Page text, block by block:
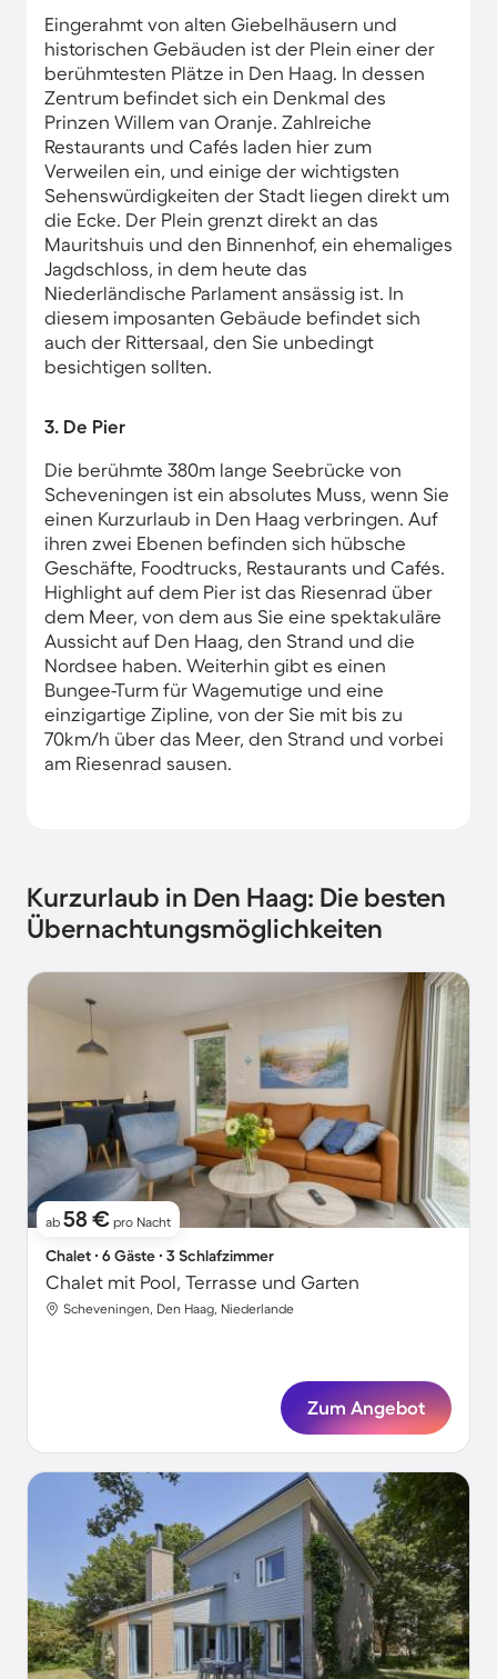
Eingerahmt von alten Giebelhäusern und
historischen Gebäuden ist der Plein einer der
berühmtesten Plätze in Den Haag. In dessen
Zentrum befindet sich ein Denkmal des
Prinzen Willem van Oranje. Zahlreiche
Restaurants und Cafés laden hier zum
Verweilen ein, und einige der wichtigsten
Sehenswürdigkeiten der Stadt liegen direkt um
die Ecke. Der Plein grenzt direkt an das
Mauritshuis und den Binnenhof, ein ehemaliges
Jagdschloss, in dem heute das
Niederländische Parlament ansässig ist. In
diesem imposanten Gebäude befindet sich
auch der Rittersaal, den Sie unbedingt
besichtigen sollten.
3. De Pier
Die berühmte 380m lange Seebrücke von
Scheveningen ist ein absolutes Muss, wenn Sie
einen Kurzurlaub in Den Haag verbringen. Auf
ihren zwei Ebenen befinden sich hübsche
Geschäfte, Foodtrucks, Restaurants und Cafés.
Highlight auf dem Pier ist das Riesenrad über
dem Meer, von dem aus Sie eine spektakuläre
Aussicht auf Den Haag, den Strand und die
Nordsee haben. Weiterhin gibt es einen
Bungee-Turm für Wagemutige und eine
einzigartige Zipline, von der Sie mit bis zu
70km/h über das Meer, den Strand und vorbei
am Riesenrad sausen.
Kurzurlaub in Den Haag: Die besten
Übernachtungsmöglichkeiten
ab 58 € pro Nacht
Chalet ∙ 6 Gäste ∙ 3 Schlafzimmer
Chalet mit Pool, Terrasse und Garten
Scheveningen, Den Haag, Niederlande
Zum Angebot